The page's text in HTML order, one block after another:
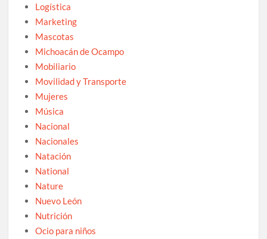
Logística
Marketing
Mascotas
Michoacán de Ocampo
Mobiliario
Movilidad y Transporte
Mujeres
Música
Nacional
Nacionales
Natación
National
Nature
Nuevo León
Nutrición
Ocio para niños